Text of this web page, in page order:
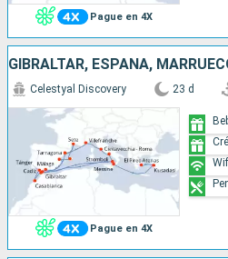
Pague en 4X
Pague en 4X
Celestyal Discovery 23 d